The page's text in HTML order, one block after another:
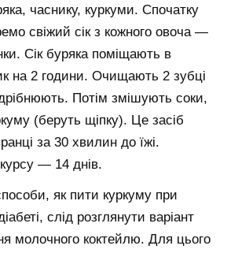
часнику, куркуми. Спочатку
свіжий сік з кожного овоча —
Сік буряка поміщають в
на 2 години. Очищають 2 зубці
Потім змішують соки,
(беруть щіпку). Це засіб
за 30 хвилин до їжі.
— 14 днів.
як пити куркуму при
слід розглянути варіант
молочного коктейлю. Для цього